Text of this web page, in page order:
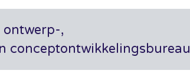
ontwerp-,
conceptontwikkelingsbureau